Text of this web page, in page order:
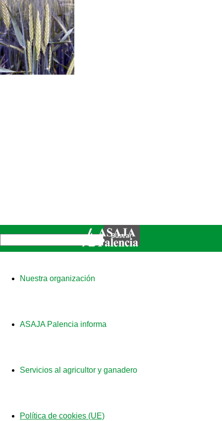
Nuestra organización
ASAJA Palencia informa
Servicios al agricultor y ganadero
Política de cookies (UE)